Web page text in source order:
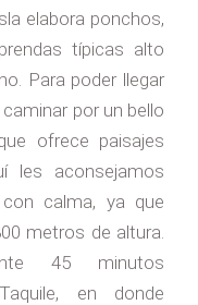
elabora ponchos,
típicas alto
Para poder llegar
por un bello
ofrece paisajes
les aconsejamos
calma, ya que
metros de altura.
45 minutos
en donde